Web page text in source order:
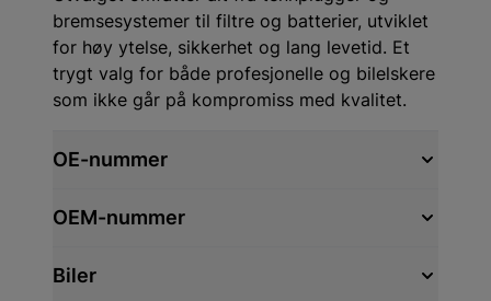
bremsesystemer til filtre og batterier, utviklet
for høy ytelse, sikkerhet og lang levetid. Et
trygt valg for både profesjonelle og bilelskere
som ikke går på kompromiss med kvalitet.
OE-nummer
OEM-nummer
Biler